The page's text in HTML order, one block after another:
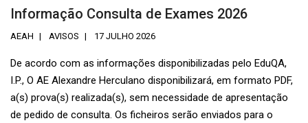
Informação Consulta de Exames 2026
AEAH AVISOS 17 JULHO 2026
De acordo com as informações disponibilizadas pelo EduQA,
I.P., O AE Alexandre Herculano disponibilizará, em formato PDF,
a(s) prova(s) realizada(s), sem necessidade de apresentação
de pedido de consulta. Os ficheiros serão enviados para o